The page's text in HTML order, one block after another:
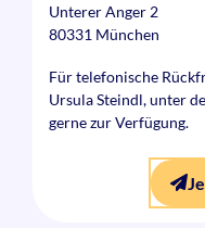
Unterer Anger 2
80331 München
Für telefonische
Ursula Steindl, unter
gerne zur Verfügung.